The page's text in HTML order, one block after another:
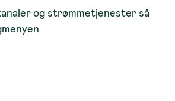
og strømmetjenester så